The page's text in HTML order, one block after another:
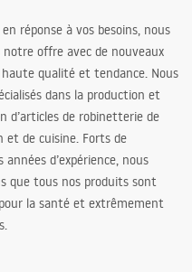
réponse à vos besoins, nous
notre offre avec de nouveaux
qualité et tendance. Nous
dans la production et
d’articles de robinetterie de
et de cuisine. Forts de
années d’expérience, nous
que tous nos produits sont
la santé et extrêmement